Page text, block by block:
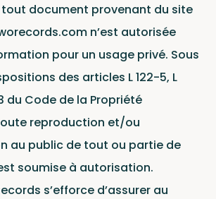
tout document provenant du site
n’est autorisée
pour un usage privé. Sous
des articles L 122-5, L
du Code de la Propriété
reproduction et/ou
au public de tout ou partie de
soumise à autorisation.
s’efforce d’assurer au